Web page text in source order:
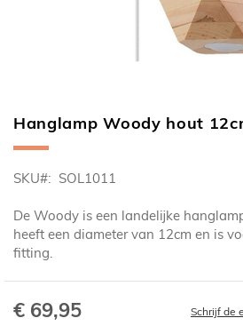
Ga
naar
begin
de
afbeeldingen-
gallerij
Hanglamp Woody hout
SKU SOL1011
De Woody is een landelijke
heeft een diameter van 12cm en is
fitting.
€ 69,95 Schrijf de